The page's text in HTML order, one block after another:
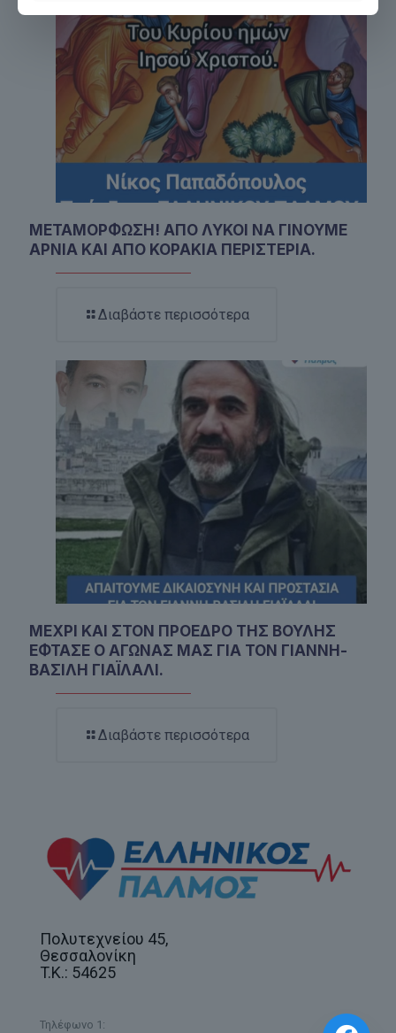
ΜΕΤΑΜΟΡΦΩΣΗ! ΑΠΟ ΛΥΚΟΙ ΝΑ ΓΙΝΟΥΜΕ
ΑΡΝΙΑ ΚΑΙ ΑΠΟ ΚΟΡΑΚΙΑ ΠΕΡΙΣΤΕΡΙΑ.
Διαβάστε περισσότερα
ΜΕΧΡΙ ΚΑΙ ΣΤΟΝ ΠΡΟΕΔΡΟ ΤΗΣ ΒΟΥΛΗΣ
ΕΦΤΑΣΕ Ο ΑΓΩΝΑΣ ΜΑΣ ΓΙΑ ΤΟΝ ΓΙΑΝΝΗ-
ΒΑΣΙΛΗ ΓΙΑΪΛΑΛΙ.
Διαβάστε περισσότερα
Πολυτεχνείου 45,
Θεσσαλονίκη
T.K.: 54625
Τηλέφωνο 1: